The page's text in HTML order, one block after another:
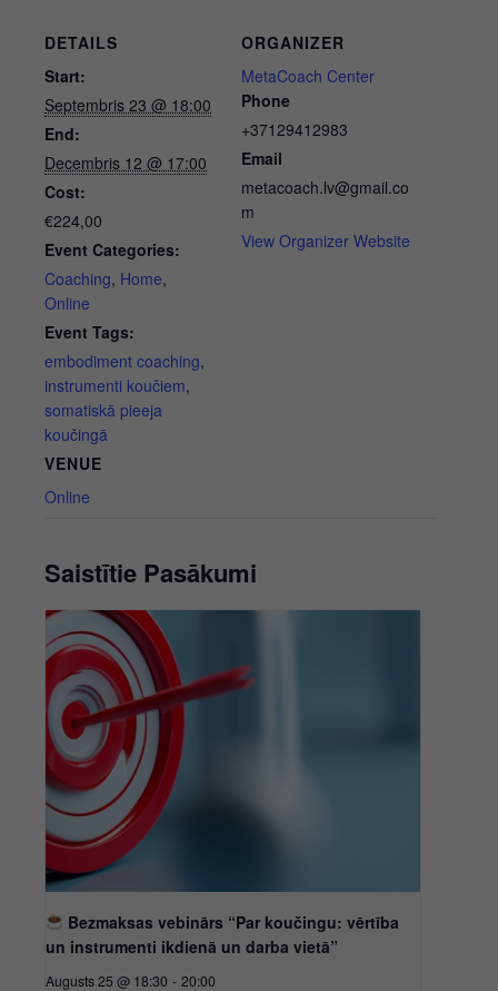
DETAILS
Start:
Septembris 23 @ 18:00
End:
Decembris 12 @ 17:00
Cost:
€224,00
Event Categories:
Coaching, Home,
Online
Event Tags:
embodiment coaching,
instrumenti koučiem,
somatiskā pieeja
koučingā
VENUE
Online
ORGANIZER
MetaCoach Center
Phone
+37129412983
Email
metacoach.lv@gmail.co
m
View Organizer Website
“Somatiskā
koučingā"
Saistītie Pasākumi
Bezmaksas vebinārs “Par koučingu: vērtība
un instrumenti ikdienā un darba vietā”
Augusts 25 @ 18:30 - 20:00